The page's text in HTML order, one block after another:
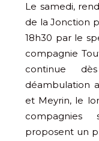
Le samedi,
de la Jonction
18h30 par le
compagnie
continue
déambulation
et Meyrin, le
compagnies
proposent un